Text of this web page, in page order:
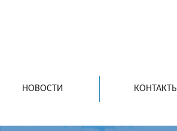
НОВОСТИ КОНТАКТЫ